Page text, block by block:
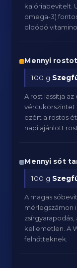
kalóriabevitelt.
omega-3)
oldódó
Mennyi
100 g
A rost lassítja
ezért a rostos
napi ajánlott
Mennyi sót
100 g
A magas
mérlegszámon
kellemetlen. A
felnőtteknek.